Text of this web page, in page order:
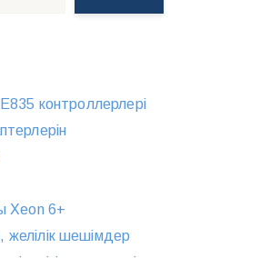
контроллерлері
Xeon 6+
желілік шешімдер